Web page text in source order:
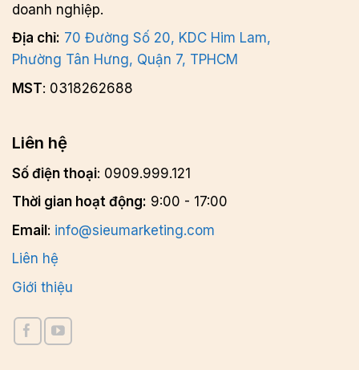
doanh nghiệp.
Địa chỉ: 70 Đường Số 20, KDC Him Lam,
Phường Tân Hưng, Quận 7, TPHCM
MST: 0318262688
Liên hệ
Số điện thoại: 0909.999.121
Thời gian hoạt động: 9:00 - 17:00
Email: info@sieumarketing.com
Liên hệ
Giới thiệu